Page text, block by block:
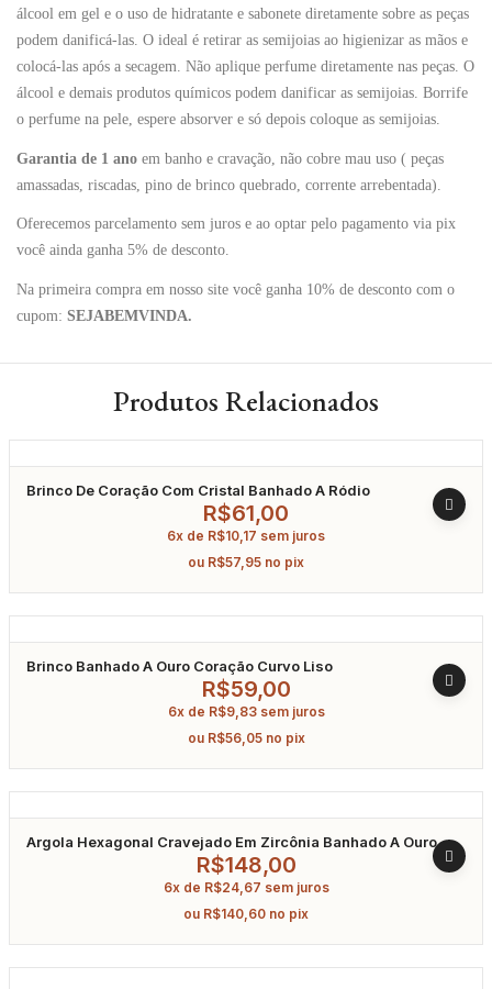
álcool em gel e o uso de hidratante e sabonete diretamente sobre as peças
podem danificá-las. O ideal é retirar as semijoias ao higienizar as mãos e
colocá-las após a secagem. Não aplique perfume diretamente nas peças. O
álcool e demais produtos químicos podem danificar as semijoias. Borrife
o perfume na pele, espere absorver e só depois coloque as semijoias.
Garantia de 1 ano em banho e cravação, não cobre mau uso ( peças
amassadas, riscadas, pino de brinco quebrado, corrente arrebentada).
Oferecemos parcelamento sem juros e ao optar pelo pagamento via pix
você ainda ganha 5% de desconto.
Na primeira compra em nosso site você ganha 10% de desconto com o
cupom: SEJABEMVINDA.
Produtos Relacionados
Brinco De Coração Com Cristal Banhado A Ródio
R$61,00
6x de R$10,17 sem juros
ou R$57,95 no pix
Brinco Banhado A Ouro Coração Curvo Liso
R$59,00
6x de R$9,83 sem juros
ou R$56,05 no pix
Argola Hexagonal Cravejado Em Zircônia Banhado A Ouro
R$148,00
6x de R$24,67 sem juros
ou R$140,60 no pix